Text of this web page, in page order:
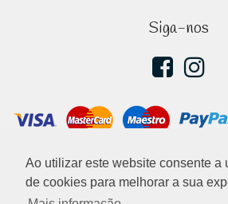
Ao utilizar este website consente a
de cookies para melhorar a sua
Siga-nos